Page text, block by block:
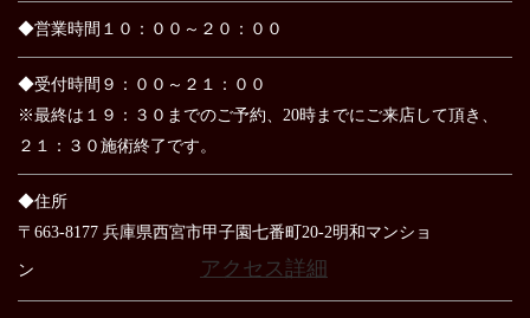
◆営業時間１０：００～２０：００
◆受付時間９：００～２１：００
※最終は１９：３０までのご予約、20時までにご来店して頂き、
２１：３０施術終了です。
◆住所
〒663-8177 兵庫県西宮市甲子園七番町20-2明和マンショ
ン アクセス詳細